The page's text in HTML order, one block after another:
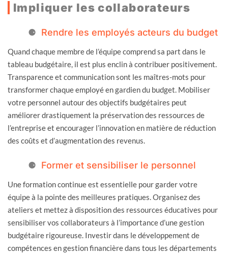
Impliquer les collaborateurs
Rendre les employés acteurs du budget
Quand chaque membre de l’équipe comprend sa part dans le
tableau budgétaire, il est plus enclin à contribuer positivement.
Transparence et communication sont les maîtres-mots pour
transformer chaque employé en gardien du budget. Mobiliser
votre personnel autour des objectifs budgétaires peut
améliorer drastiquement la préservation des ressources de
l’entreprise et encourager l’innovation en matière de réduction
des coûts et d’augmentation des revenus.
Former et sensibiliser le personnel
Une formation continue est essentielle pour garder votre
équipe à la pointe des meilleures pratiques. Organisez des
ateliers et mettez à disposition des ressources éducatives pour
sensibiliser vos collaborateurs à l’importance d’une gestion
budgétaire rigoureuse. Investir dans le développement de
compétences en gestion financière dans tous les départements